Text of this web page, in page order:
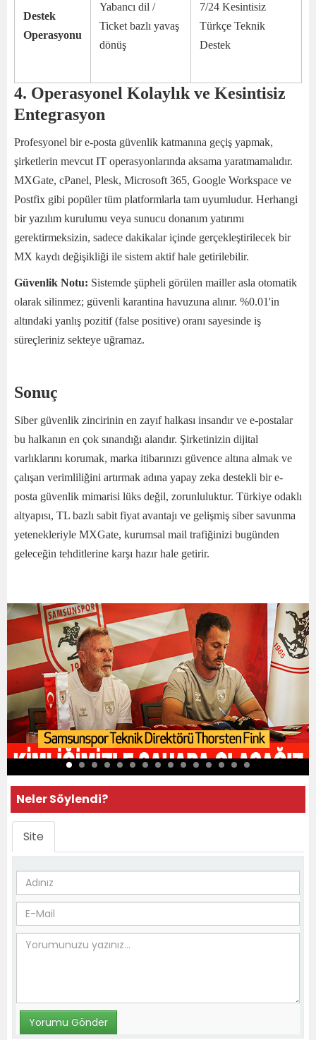
Destek
Operasyonu
Yabancı dil /
Ticket bazlı yavaş
dönüş
7/24 Kesintisiz
Türkçe Teknik
Destek
4. Operasyonel Kolaylık ve Kesintisiz
Entegrasyon
Profesyonel bir e-posta güvenlik katmanına geçiş yapmak,
şirketlerin mevcut IT operasyonlarında aksama yaratmamalıdır.
MXGate, cPanel, Plesk, Microsoft 365, Google Workspace ve
Postfix gibi popüler tüm platformlarla tam uyumludur. Herhangi
bir yazılım kurulumu veya sunucu donanım yatırımı
gerektirmeksizin, sadece dakikalar içinde gerçekleştirilecek bir
MX kaydı değişikliği ile sistem aktif hale getirilebilir.
Güvenlik Notu: Sistemde şüpheli görülen mailler asla otomatik
olarak silinmez; güvenli karantina havuzuna alınır. %0.01'in
altındaki yanlış pozitif (false positive) oranı sayesinde iş
süreçleriniz sekteye uğramaz.
Sonuç
Siber güvenlik zincirinin en zayıf halkası insandır ve e-postalar
bu halkanın en çok sınandığı alandır. Şirketinizin dijital
varlıklarını korumak, marka itibarınızı güvence altına almak ve
çalışan verimliliğini artırmak adına yapay zeka destekli bir e-
posta güvenlik mimarisi lüks değil, zorunluluktur. Türkiye odaklı
altyapısı, TL bazlı sabit fiyat avantajı ve gelişmiş siber savunma
yetenekleriyle MXGate, kurumsal mail trafiğinizi bugünden
geleceğin tehditlerine karşı hazır hale getirir.
Neler Söylendi?
Site